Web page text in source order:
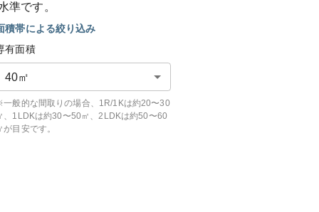
準です。
積帯による絞り込み
有面積
40㎡
般的な間取りの場合、1R/1Kは約20〜30
、1LDKは約30〜50㎡、2LDKは約50〜60
が目安です。